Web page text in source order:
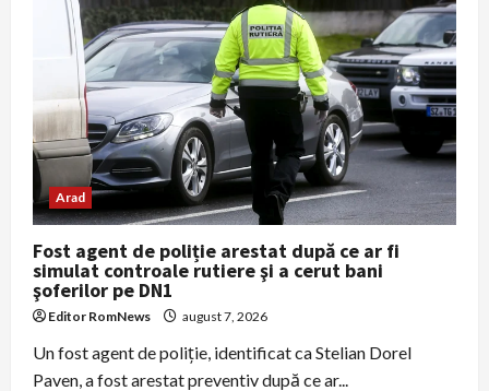
ce
a
salvat
un
bărbat
de
76
de
ani
prins
sub
scaunul
rulant
în
râu
Arad
Fost agent de poliție arestat după ce ar fi
simulat controale rutiere şi a cerut bani
şoferilor pe DN1
Editor RomNews august 7, 2026
Un fost agent de poliţie, identificat ca Stelian Dorel
Paven, a fost arestat preventiv după ce ar...